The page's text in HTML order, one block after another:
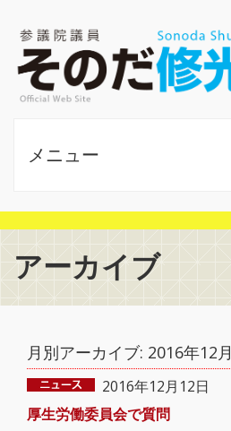
メニュー
アーカイブ
月別アーカイブ: 2016年12月
2016年12月12日
厚生労働委員会で質問